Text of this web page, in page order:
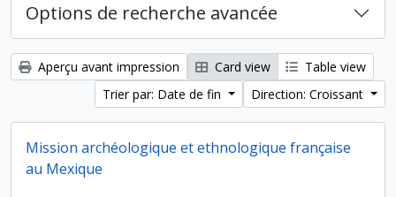
Options de recherche avancée
Aperçu avant impression Card view
Table view
Trier par: Date de fin
Direction: Croissant
Mission archéologique et ethnologique française
au Mexique